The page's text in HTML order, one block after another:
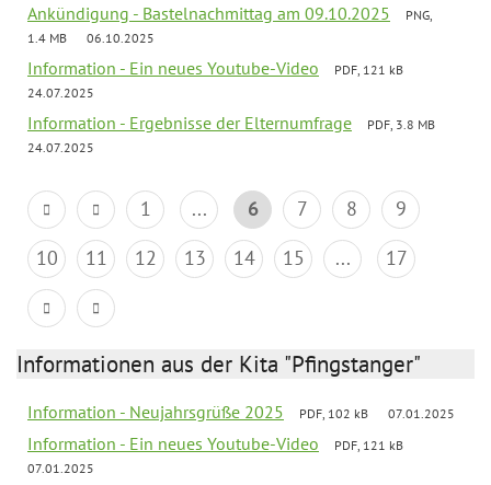
Ankündigung - Bastelnachmittag am 09.10.2025
PNG,
1.4 MB
06.10.2025
Information - Ein neues Youtube-Video
PDF, 121 kB
24.07.2025
Information - Ergebnisse der Elternumfrage
PDF, 3.8 MB
24.07.2025
1 ... 6 7 8
9
10
11 12 13 14 15 ... 17
Informationen aus der Kita "Pfingstanger"
Information - Neujahrsgrüße 2025 PDF, 102 kB 07.01.2025
Information - Ein neues Youtube-Video
PDF, 121 kB
07.01.2025